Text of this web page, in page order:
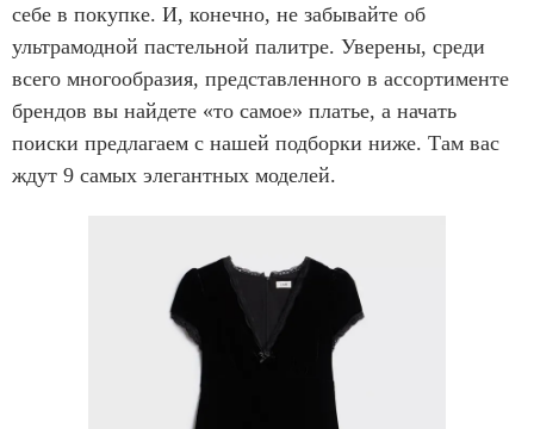
себе в покупке. И, конечно, не забывайте об
ультрамодной пастельной палитре. Уверены, среди
всего многообразия, представленного в ассортименте
брендов вы найдете «то самое» платье, а начать
поиски предлагаем с нашей подборки ниже. Там вас
ждут 9 самых элегантных моделей.